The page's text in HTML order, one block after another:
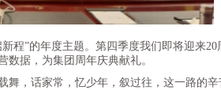
”的年度主题。第四季度我们即将迎来20
据，为集团周年庆典献礼。
，话家常，忆少年，叙过往，这一路的辛